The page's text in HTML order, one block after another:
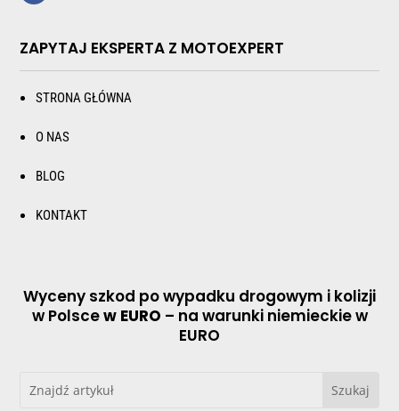
ZAPYTAJ EKSPERTA Z MOTOEXPERT
STRONA GŁÓWNA
O NAS
BLOG
KONTAKT
Wyceny szkod po wypadku drogowym i kolizji
w Polscew EURO – na warunki niemieckie w
EURO